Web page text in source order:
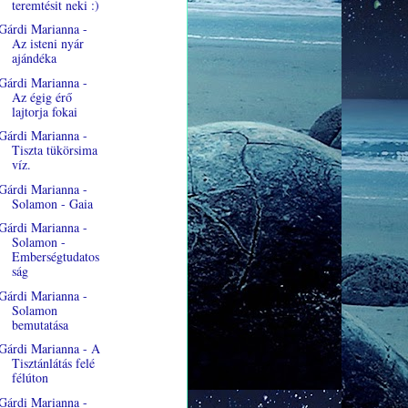
teremtésit neki :)
Marianna -
Az isteni nyár
ajándéka
Marianna -
Az égig érő
lajtorja fokai
Marianna -
Tiszta tükörsima
víz.
Marianna -
Solamon - Gaia
Marianna -
Solamon -
Emberségtudatos
ság
Marianna -
Solamon
bemutatása
Marianna - A
Tisztánlátás felé
félúton
Marianna -